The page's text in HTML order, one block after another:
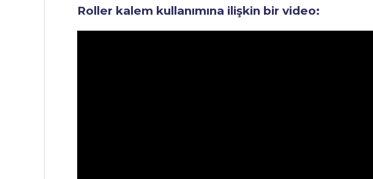
Roller kalem kullanımına ilişkin bir video: